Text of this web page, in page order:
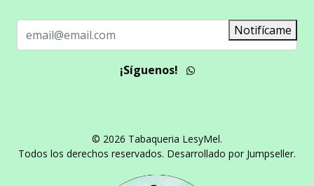
Notifícame
¡Síguenos!
© 2026 Tabaqueria LesyMel.
Todos los derechos reservados. Desarrollado por Jumpseller.